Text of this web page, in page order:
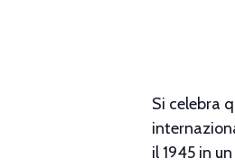
Si celebra
il 1945 in